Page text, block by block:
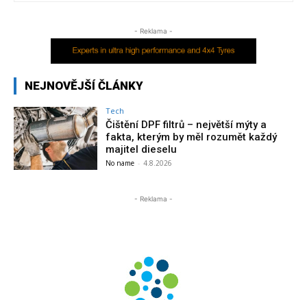
- Reklama -
NEJNOVĚJŠÍ ČLÁNKY
Tech
Čištění DPF filtrů – největší mýty a
fakta, kterým by měl rozumět každý
majitel dieselu
No name - 4.8.2026
- Reklama -